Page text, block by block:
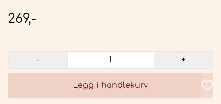
269,-
- +
Legg i handlekurv